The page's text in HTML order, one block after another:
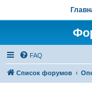
FAQ
Список форумов